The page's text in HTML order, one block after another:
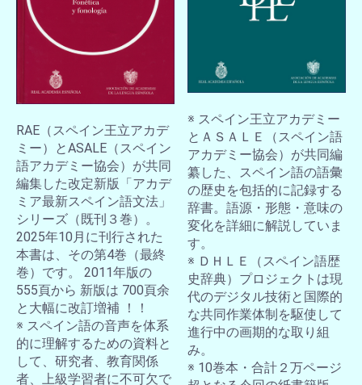
RAE（スペイン王立アカデ
ミー）とASALE（スペイン
語アカデミー協会）が共同
編集した改定新版「アカデ
ミア最新スペイン語文法」
シリーズ（既刊３巻）。
2025年10月に刊行された
本書は、その第4巻（最終
巻）です。 2011年版の
555頁から 新版は 700頁余
と大幅に改訂増補 ！！
※ スペイン語の音声を体系
的に理解するための資料と
して、研究者、教育関係
者、上級学習者に不可欠で
※ スペイン王立アカデミー
とＡＳＡＬＥ（スペイン語
アカデミー協会）が共同編
纂した、スペイン語の語彙
の歴史を包括的に記録する
辞書。語源・形態・意味の
変化を詳細に解説していま
す。
※ ＤＨＬＥ（スペイン語歴
史辞典）プロジェクトは現
代のデジタル技術と国際的
な共同作業体制を駆使して
進行中の画期的な取り組
み。
※ 10巻本・合計２万ページ